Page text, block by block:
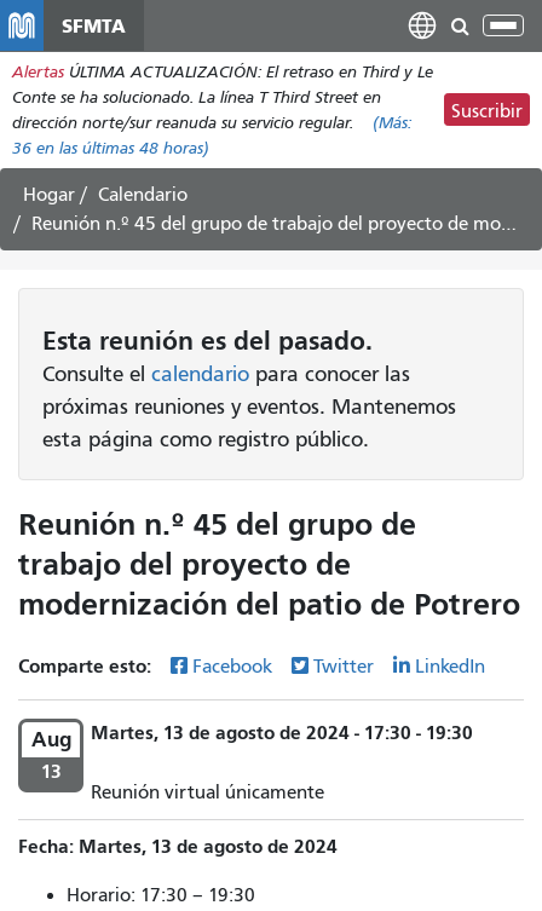
contenido
principal
SFMTA
Alertas ÚLTIMA ACTUALIZACIÓN: El retraso en Third y Le
Conte se ha solucionado. La línea T Third Street en
dirección norte/sur reanuda su servicio regular.
(Más:
36 en las últimas 48 horas)
Suscribir
Hogar
Calendario
Reunión n.º 45 del grupo de trabajo del proyecto de modernización del patio de Potrero
Esta reunión es del pasado.
Consulte el calendario para conocer las
próximas reuniones y eventos. Mantenemos
esta página como registro público.
Reunión n.º 45 del grupo de
trabajo del proyecto de
modernización del patio de Potrero
Comparte esto: Facebook Twitter LinkedIn
Aug
13
Martes, 13 de agosto de 2024 - 17:30 - 19:30
Reunión virtual únicamente
Fecha: Martes, 13 de agosto de 2024
Horario: 17:30 – 19:30